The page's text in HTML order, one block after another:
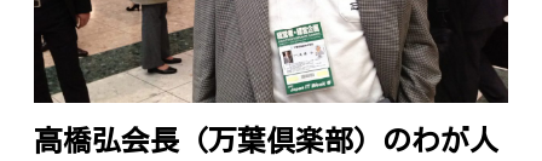
高橋弘会長（万葉倶楽部）のわが人